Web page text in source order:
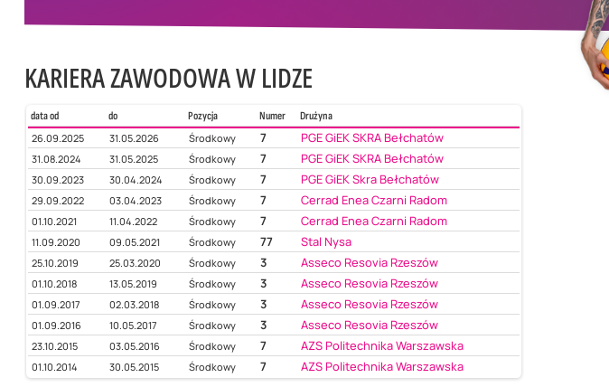
KARIERA ZAWODOWA W LIDZE
data od do Pozycja Numer
Drużyna
26.09.2025
31.05.2026 Środkowy 7 PGE GiEK SKRA Bełchatów
31.08.2024 31.05.2025 Środkowy 7 PGE GiEK SKRA Bełchatów
30.09.2023 30.04.2024 Środkowy 7 PGE GiEK Skra Bełchatów
29.09.2022 03.04.2023 Środkowy 7 Cerrad Enea Czarni Radom
01.10.2021 11.04.2022 Środkowy 7 Cerrad Enea Czarni Radom
11.09.2020 09.05.2021 Środkowy 77 Stal Nysa
25.10.2019 25.03.2020 Środkowy 3 Asseco Resovia Rzeszów
01.10.2018 13.05.2019 Środkowy 3 Asseco Resovia Rzeszów
01.09.2017 02.03.2018 Środkowy 3 Asseco Resovia Rzeszów
01.09.2016 10.05.2017 Środkowy 3 Asseco Resovia Rzeszów
23.10.2015 03.05.2016 Środkowy 7 AZS Politechnika Warszawska
01.10.2014 30.05.2015 Środkowy 7 AZS Politechnika Warszawska